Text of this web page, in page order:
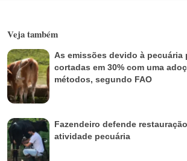
Veja também
As emissões devido à pecuária
cortadas em 30% com uma
métodos, segundo FAO
Fazendeiro defende
atividade pecuária